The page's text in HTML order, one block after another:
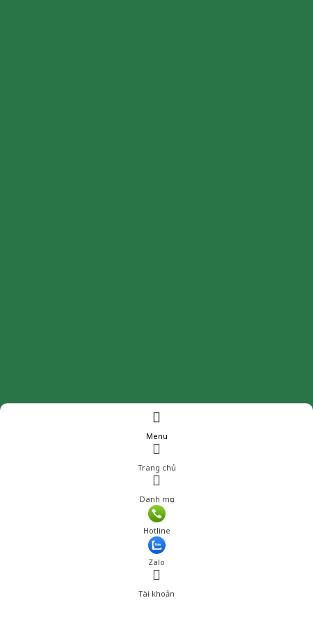
Menu
Trang chủ
Danh mục
Hotline
Zalo
Tài khoản